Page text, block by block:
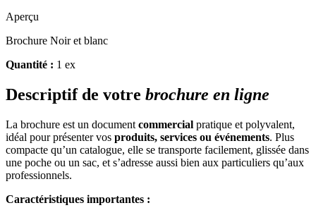
Aperçu
Brochure Noir et blanc
Quantité : 1 ex
Descriptif de votre brochure en ligne
La brochure est un document commercial pratique et polyvalent,
idéal pour présenter vos produits, services ou événements. Plus
compacte qu’un catalogue, elle se transporte facilement, glissée dans
une poche ou un sac, et s’adresse aussi bien aux particuliers qu’aux
professionnels.
Caractéristiques importantes :